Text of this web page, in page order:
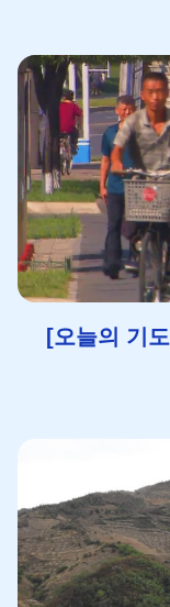
[오늘의 기